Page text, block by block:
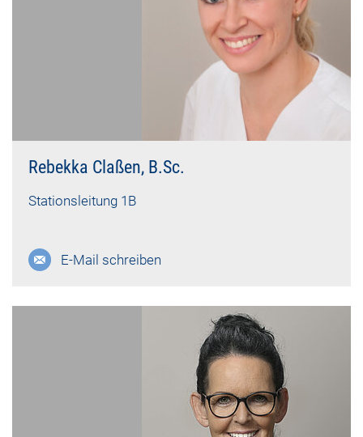
Rebekka Claßen, B.Sc.
Stationsleitung 1B
E-Mail schreiben